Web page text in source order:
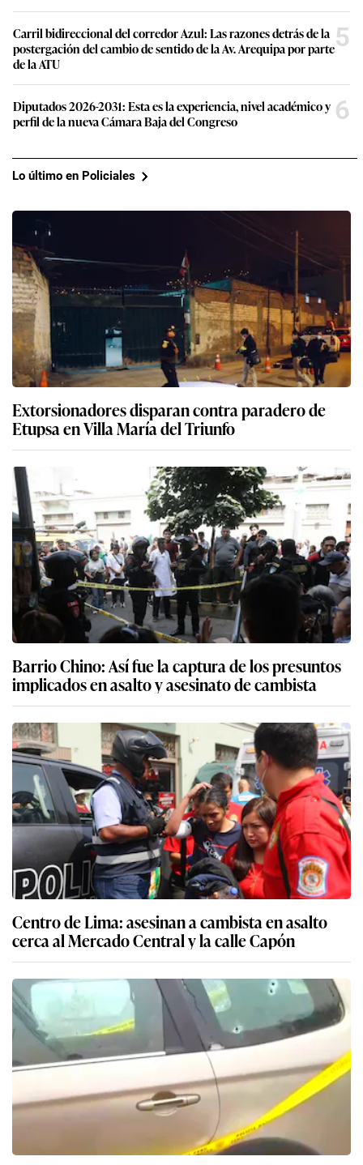
Carril bidireccional del corredor Azul: Las razones detrás de la
postergación del cambio de sentido de la Av. Arequipa por parte
de la ATU
5
Diputados 2026-2031: Esta es la experiencia, nivel académico y
perfil de la nueva Cámara Baja del Congreso
6
Lo último en Policiales
Extorsionadores disparan contra paradero de
Etupsa en Villa María del Triunfo
Barrio Chino: Así fue la captura de los presuntos
implicados en asalto y asesinato de cambista
Centro de Lima: asesinan a cambista en asalto
cerca al Mercado Central y la calle Capón